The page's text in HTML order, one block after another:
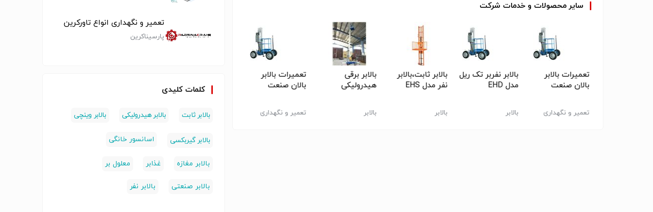
سایرمحصولات و خدمات شرکت
تعمیرات بالابر
بالان صنعت
تعمیر و نگهداری
بالابر نفربر تک ریل
مدل EHD
بالابر
بالابر ثابت،بالابر
نفر مدل EHS
بالابر
بالابر برقی
هیدرولیکی
بالابر
تعمیرات بالابر
بالان صنعت
تعمیر و نگهداری
بالابر بالابر
تعمیر و نگهداری انواع تاورکرین
پارسیناکرین
کلمات کلیدی
بالابر ثابت بالابر هیدرولیکی بالابر وینچی
بالابر گیربکسی اسانسور خانگی
بالابر مغازه غذابر معلول بر
بالابر صنعتی بالابر نفر